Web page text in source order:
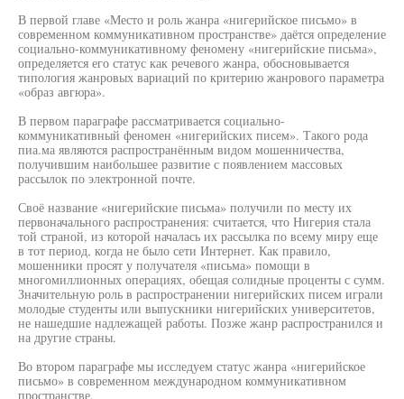
В первой главе «Место и роль жанра «нигерийское письмо» в
современном коммуникативном пространстве» даётся определение
социально-коммуникативному феномену «нигерийские письма»,
определяется его статус как речевого жанра, обосновывается
типология жанровых вариаций по критерию жанрового параметра
«образ авгюра».
В первом параграфе рассматривается социально-
коммуникативный феномен «нигерийских писем». Такого рода
пиа.ма являются распространённым видом мошенничества,
получившим наибольшее развитие с появлением массовых
рассылок по электронной почте.
Своё название «нигерийские письма» получили по месту их
первоначального распространения: считается, что Нигерия стала
той страной, из которой началась их рассылка по всему миру еще
в тот период, когда не было сети Интернет. Как правило,
мошенники просят у получателя «письма» помощи в
многомиллионных операциях, обещая солидные проценты с сумм.
Значительную роль в распространении нигерийских писем играли
молодые студенты или выпускники нигерийских университетов,
не нашедшие надлежащей работы. Позже жанр распространился и
на другие страны.
Во втором параграфе мы исследуем статус жанра «нигерийское
письмо» в современном международном коммуникативном
пространстве.